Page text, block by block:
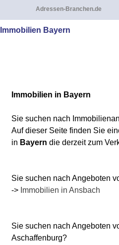
Adressen-Branchen.de
Immobilien Bayern
Immobilien in Bayern
Sie suchen nach
Auf dieser Seite finden Sie
in Bayern die derzeit zum
Sie suchen nach Angeboten
-> Immobilien in Ansbach
Sie suchen nach Angeboten
Aschaffenburg?